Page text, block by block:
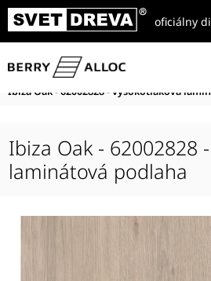
oficiálny
Domov / Produkty / Vysokotlakové podlahy
Grand Majestic Comfort
Ibiza Oak - 62002828 - vysokotlaková
Ibiza Oak - 62002828
laminátová podlaha